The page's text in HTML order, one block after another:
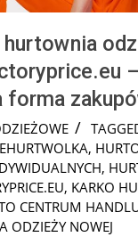
–
forma
EHURTWOLKA,
,
, KARKO
CENTRUM
ODZIEŻY NOWEJ